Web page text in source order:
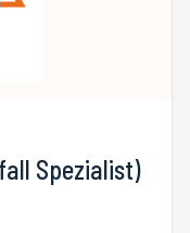
Spezialist)